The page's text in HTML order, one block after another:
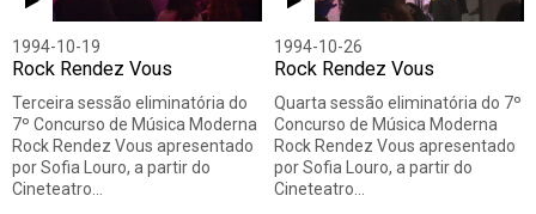
1994-10-19
Rock Rendez Vous
Terceira sessão eliminatória do
7º Concurso de Música Moderna
Rock Rendez Vous apresentado
por Sofia Louro, a partir do
Cineteatro…
1994-10-26
Rock Rendez Vous
Quarta sessão eliminatória do 7º
Concurso de Música Moderna
Rock Rendez Vous apresentado
por Sofia Louro, a partir do
Cineteatro…